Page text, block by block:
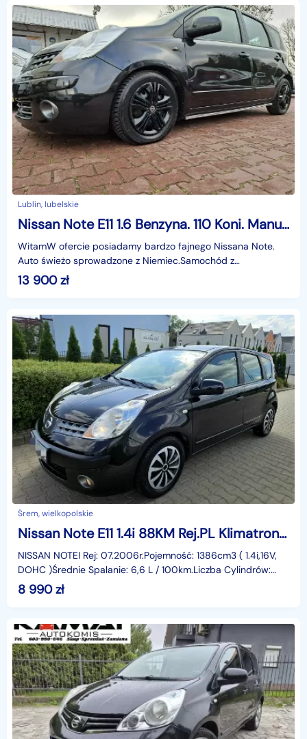
Lublin, lubelskie
Nissan Note E11 1.6 Benzyna. 110 Koni. Manual. Sprowadzony z Niemiec. Zarejestrowany
WitamW ofercie posiadamy bardzo fajnego Nissana Note.
Auto świeżo sprowadzone z Niemiec.Samochód z
niezawodnym i mocnym silnikiem benzynowym (1.6 - 110
koni) or
13 900zł
Śrem, wielkopolskie
Nissan Note E11 1.4i 88KM Rej.PL Klimatronik 2 kpl.Kół Rata380zł
NISSAN NOTEI Rej: 07.2006r.Pojemność: 1386cm3 ( 1.4i,16V,
DOHC )Średnie Spalanie: 6,6 L / 100km.Liczba Cylindrów:
4Moc: 88 KMskrzynia biegów: Manualna 5 biegów.
8 990zł